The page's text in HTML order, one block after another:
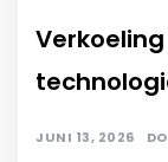
JUNI 13, 2026